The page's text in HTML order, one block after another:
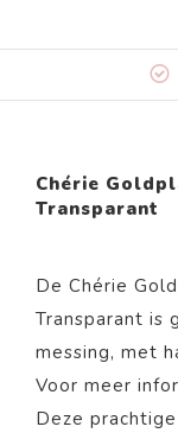
Chérie
Transparant
De Chérie
Transparant is
messing, met
Voor meer
Deze